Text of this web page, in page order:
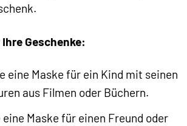
Geschenke:
eine Maske für ein Kind mit seinen
aus Filmen oder Büchern.
Maske für einen Freund oder